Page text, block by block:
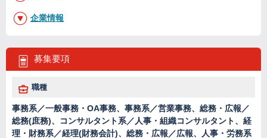
募集要項
職種
事務系／一般事務・OA事務、事務系／営業事務、総務・広報／
総務(庶務)、コンサルタント系／人事・組織コンサルタント、経
理・財務系／経理(財務会計)、総務・広報／広報、人事・労務系
企業情報